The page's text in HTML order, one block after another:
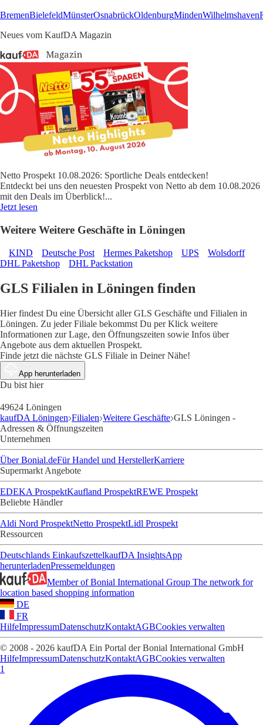
BremenBielefeldMünsterOsnabrückOldenburgMindenWilhelmshaven
Neues vom KaufDA Magazin
Netto Prospekt 10.08.2026: Sportliche Deals entdecken!
Entdeckt bei uns den neuesten Prospekt von Netto ab dem 10.08.2026
mit den Deals im Überblick!...
Jetzt lesen
Weitere Weitere Geschäfte in Löningen
KIND Deutsche Post Hermes Paketshop UPS
Wolsdorff
DHL Paketshop
DHL Packstation
GLS Filialen in Löningen finden
Hier findest Du eine Übersicht aller GLS Geschäfte und Filialen in
Löningen. Zu jeder Filiale bekommst Du per Klick weitere
Informationen zur Lage, den Öffnungszeiten sowie Infos über
Angebote aus dem aktuellen Prospekt.
Finde jetzt die nächste GLS Filiale in Deiner Nähe!
App herunterladen
Du bist hier
49624 Löningen
kaufDA Löningen Filialen Weitere Geschäfte GLS Löningen -
Adressen & Öffnungszeiten
Unternehmen
Über Bonial.deFür Handel und HerstellerKarriere
Supermarkt Angebote
EDEKA ProspektKaufland ProspektREWE Prospekt
Beliebte Händler
Aldi Nord ProspektNetto ProspektLidl Prospekt
Ressourcen
Deutschlands EinkaufszettelkaufDA InsightsApp
herunterladenPressemeldungen
Member of Bonial International Group The network for
location based shopping information
DE
FR
HilfeImpressumDatenschutzKontaktAGBCookies verwalten
© 2008 - 2026 kaufDA Ein Portal der Bonial International GmbH
HilfeImpressumDatenschutzKontaktAGBCookies verwalten
1